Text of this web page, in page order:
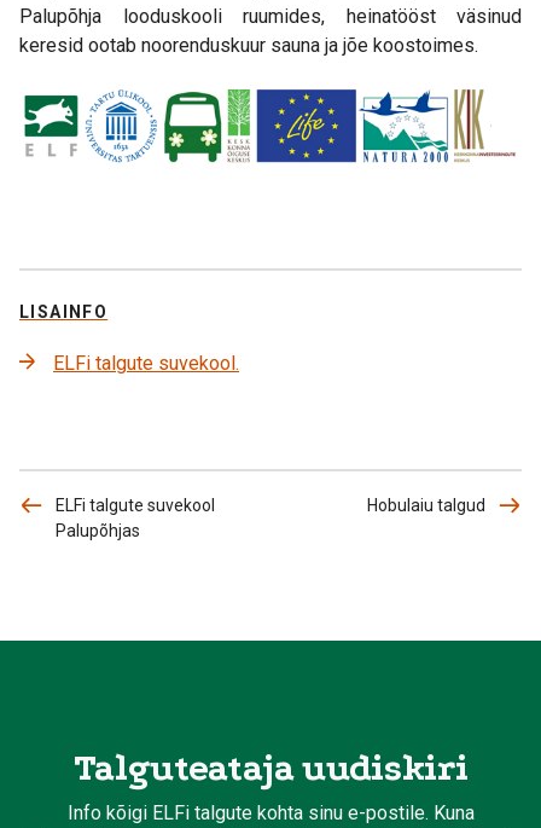
Palupõhja looduskooli ruumides, heinatööst väsinud
keresid ootab noorenduskuur sauna ja jõe koostoimes.
LISAINFO
ELFi talgute suvekool.
ELFi talgute suvekool
Palupõhjas
Hobulaiu talgud
Talguteataja uudiskiri
Info kõigi ELFi talgute kohta sinu e-postile. Kuna